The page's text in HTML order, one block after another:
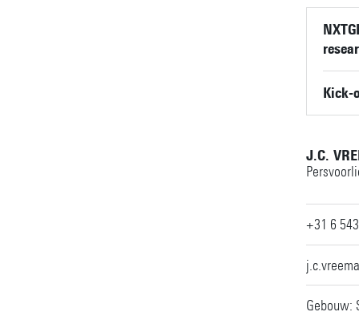
Kick-
J.C.
+31 6
Gebouw: